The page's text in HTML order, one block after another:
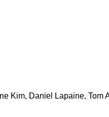
Kim, Daniel Lapaine, Tom